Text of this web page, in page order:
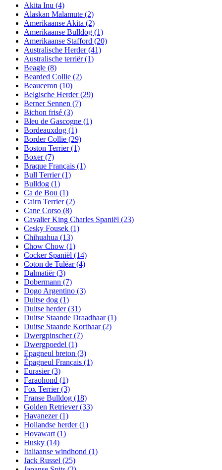
Akita Inu (4)
Alaskan Malamute (2)
Amerikaanse Akita (2)
Amerikaanse Bulldog (1)
Amerikaanse Stafford (20)
Australische Herder(41)
Australische terriër(1)
Beagle (8)
Bearded Collie (2)
Beauceron (10)
Belgische Herder(29)
Berner Sennen (7)
Bichon frisé (3)
Bleu de Gascogne (1)
Bordeauxdog (1)
Border Collie (29)
Boston Terrier(1)
Boxer(7)
Braque Français (1)
Bull Terrier(1)
Bulldog (1)
Ca de Bou (1)
Cairn Terrier(2)
Cane Corso (8)
Cavalier King Charles Spaniël (23)
Cesky Fousek (1)
Chihuahua (13)
Chow Chow (1)
Cocker Spaniël (14)
Coton de Tuléar(4)
Dalmatiër(3)
Dobermann (7)
Dogo Argentino (3)
Duitse dog (1)
Duitse herder(31)
Duitse Staande Draadhaar(1)
Duitse Staande Korthaar(2)
Dwergpinscher(7)
Dwergpoedel (1)
Epagneul breton (3)
Épagneul Français (1)
Eurasier(3)
Faraohond (1)
Fox Terrier(3)
Franse Bulldog (18)
Golden Retriever(33)
Havanezer(1)
Hollandse herder(1)
Hovawart (1)
Husky (14)
Italiaanse windhond (1)
Jack Russel (25)